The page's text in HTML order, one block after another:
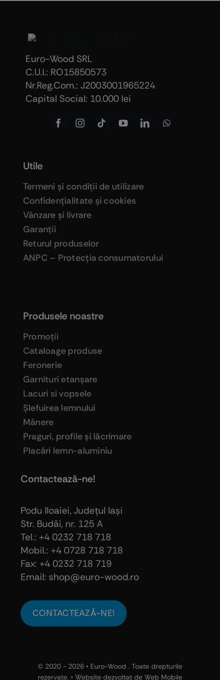
Euro-Wood SRL
C.U.I.: RO15850573
Nr.Reg.Com.: J2003001965224
Capital Social: 10.000 lei
Produsele noastre
Promoţii
Cataloage produse
Feronerie
Garnituri etanşare
Lacuri si vopsele
Şlefuirea lemnului
Mânere
Praguri, profile şi lăcrimare
Placări lemn-aluminiu
Utile
Termeni şi condiţii de utilizare
Confidenţialitate şi cookies
Vânzare şi livrare
Garanţii
Returul produselor
ANPC – Protecţia consumatorului
Contactează-ne!
Podu Iloaiei, Judeţul Iaşi
Str. Budăi, nr. 125 A
Tel.: +4 0232 718 718
Mobil.: +4 0728 718 718
Fax: +4 0232 718 719
Email: shop@euro-wood.ro
CONTACTEAZĂ-NE!
© 2020 - 2026 • Euro-Wood . Toate drepturile
rezervate. • Website dezvoltat de Web Mobile